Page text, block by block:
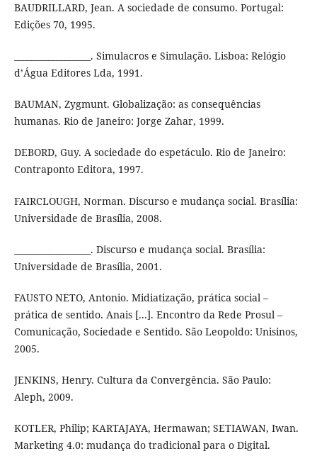
BAUDRILLARD, Jean. A sociedade de consumo. Portugal:
Edições 70, 1995.
__________________. Simulacros e Simulação. Lisboa: Relógio
d’Água Editores Lda, 1991.
BAUMAN, Zygmunt. Globalização: as consequências
humanas. Rio de Janeiro: Jorge Zahar, 1999.
DEBORD, Guy. A sociedade do espetáculo. Rio de Janeiro:
Contraponto Editora, 1997.
FAIRCLOUGH, Norman. Discurso e mudança social. Brasília:
Universidade de Brasília, 2008.
__________________. Discurso e mudança social. Brasília:
Universidade de Brasília, 2001.
FAUSTO NETO, Antonio. Midiatização, prática social –
prática de sentido. Anais [...]. Encontro da Rede Prosul –
Comunicação, Sociedade e Sentido. São Leopoldo: Unisinos,
2005.
JENKINS, Henry. Cultura da Convergência. São Paulo:
Aleph, 2009.
KOTLER, Philip; KARTAJAYA, Hermawan; SETIAWAN, Iwan.
Marketing 4.0: mudança do tradicional para o Digital.